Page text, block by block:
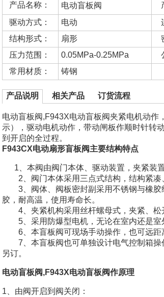
产品名称： 电动盲板阀
驱动方式：
电动
结构形式：
扇形
压力范围：
0.05MPa-0.25MPa
常用材质：
铸钢
产品说明 相关产品 订货流程
电动盲板阀,F943X电动盲板阀夹紧电机动作
示），驱动电机动作，带动闸板作顺时针转
到开启的全过程。
F943CX电动扇形盲板阀主要结构特点
1、本阀由阀门本体、驱动装置，夹紧装
2、阀门本体采用三点式结构，结构紧凑
3、阀体、阀板密封副采用不锈钢与橡胶
胶，耐高温，使用寿命长。
4、夹紧机构采用丝杆螺母式，夹紧、松
5、采用防爆型电机，无论在室内还是室
6、本盲板阀可现场手动操作，也可远距
7、本盲板阀也可单独设计电气控制箱操
另订。
电动盲板阀,F943X电动盲板阀作原理
1、由阀开启到阀关闭：